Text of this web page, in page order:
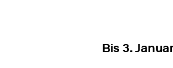
von10. Juli
Bis 3.